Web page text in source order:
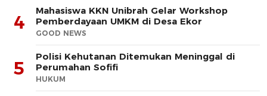
4
Mahasiswa KKN Unibrah Gelar Workshop
Pemberdayaan UMKM di Desa Ekor
GOOD NEWS
5
Polisi Kehutanan Ditemukan Meninggal di
Perumahan Sofifi
HUKUM